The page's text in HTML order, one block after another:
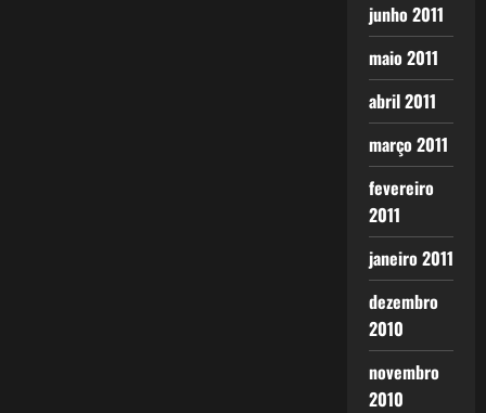
junho 2011
maio 2011
abril 2011
março 2011
fevereiro
2011
janeiro 2011
dezembro
2010
novembro
2010